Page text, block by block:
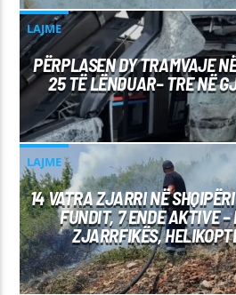
LAJME
PËRPLASEN DY TRAMVAJE
25 TË LËNDUAR– TRE NË
LAJME
14 VATRA ZJARRI NË
FUNDIT, 7 ENDE AKTIVE –
ZJARRFIKËS,